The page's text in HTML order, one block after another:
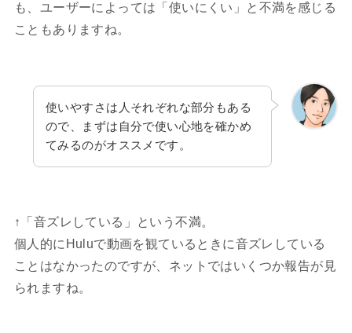
も、ユーザーによっては「使いにくい」と不満を感じる
こともありますね。
使いやすさは人それぞれな部分もある
ので、まずは自分で使い心地を確かめ
てみるのがオススメです。
↑「音ズレしている」という不満。
個人的にHuluで動画を観ているときに音ズレしている
ことはなかったのですが、ネットではいくつか報告が見
られますね。